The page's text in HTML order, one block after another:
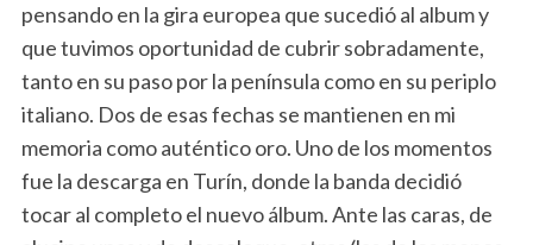
pensando en la gira europea que sucedió al album y
que tuvimos oportunidad de cubrir sobradamente,
tanto en su paso por la península como en su periplo
italiano. Dos de esas fechas se mantienen en mi
memoria como auténtico oro. Uno de los momentos
fue la descarga en Turín, donde la banda decidió
tocar al completo el nuevo álbum. Ante las caras, de